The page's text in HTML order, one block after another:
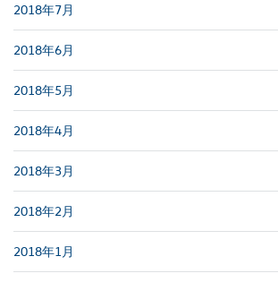
2018年7月
2018年6月
2018年5月
2018年4月
2018年3月
2018年2月
2018年1月